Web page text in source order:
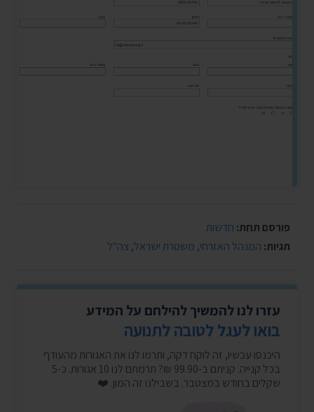
פורסם תחת: חדשות
תגיות: המנהל האזרחי, משטרת ישראל, צה"ל
עזרו לנו להמשיך להילחם על המידע
בואו לעגל לטובה לתנועה
היכנסו עכשיו, זה לוקח דקה, ותרמו לנו את האגורות מהעודף
בכל קנייה. קניתם ב-99.90 ₪? תרמתם לנו 10 אגורות. כ-5
שקלים בחודש במצטבר. בשבילנו זה המון. ❤️